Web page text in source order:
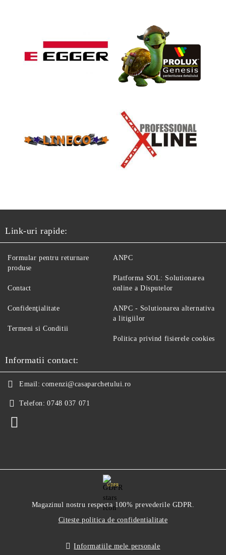
Link-uri rapide:
Formular pentru returnare
produse
Contact
Confidenţialitate
Termeni si Conditii
ANPC
Platforma SOL: Solutionarea
online a Disputelor
ANPC - Solutionarea alternativa
a litigiilor
Politica privind fisierele cookies
Informatii contact:
Email: comenzi@casaparchetului.ro
Telefon: 0748 037 071
GDPR
Magazinul nostru respecta 100% prevederile GDPR.
Citeste politica de confidentialitate
Informatiile mele personale